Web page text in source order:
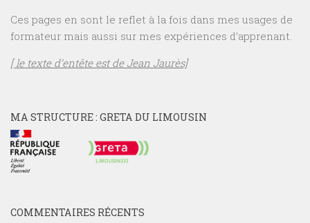
Ces pages en sont le reflet à la fois dans mes usages de
formateur mais aussi sur mes expériences d’apprenant.
[ le texte d’entête est de Jean Jaurès]
MA STRUCTURE : GRETA DU LIMOUSIN
COMMENTAIRES RÉCENTS